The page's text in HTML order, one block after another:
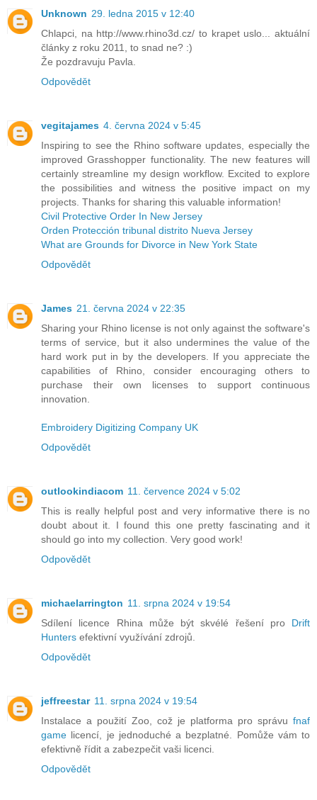
Unknown 29. ledna 2015 v 12:40
Chlapci, na http://www.rhino3d.cz/ to krapet uslo... aktuální
články z roku 2011, to snad ne? :)
Že pozdravuju Pavla.
Odpovědět
vegitajames 4. června 2024 v 5:45
Inspiring to see the Rhino software updates, especially the
improved Grasshopper functionality. The new features will
certainly streamline my design workflow. Excited to explore
the possibilities and witness the positive impact on my
projects. Thanks for sharing this valuable information!
Civil Protective Order In New Jersey
Orden Protección tribunal distrito Nueva Jersey
What are Grounds for Divorce in New York State
Odpovědět
James 21. června 2024 v 22:35
Sharing your Rhino license is not only against the software's
terms of service, but it also undermines the value of the
hard work put in by the developers. If you appreciate the
capabilities of Rhino, consider encouraging others to
purchase their own licenses to support continuous
innovation.
Embroidery Digitizing Company UK
Odpovědět
outlookindiacom 11. července 2024 v 5:02
This is really helpful post and very informative there is no
doubt about it. I found this one pretty fascinating and it
should go into my collection. Very good work!
Odpovědět
michaelarrington 11. srpna 2024 v 19:54
Sdílení licence Rhina může být skvélé řešení pro Drift
Hunters efektivní využívání zdrojů.
Odpovědět
jeffreestar 11. srpna 2024 v 19:54
Instalace a použití Zoo, což je platforma pro správu fnaf
game licencí, je jednoduché a bezplatné. Pomůže vám to
efektivně řídit a zabezpečit vaši licenci.
Odpovědět